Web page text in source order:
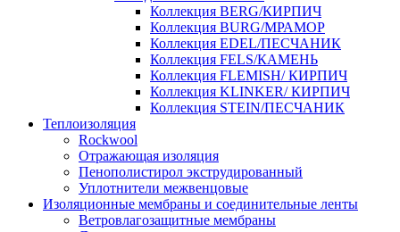
Коллекция BERG/КИРПИЧ
Коллекция BURG/МРАМОР
Коллекция EDEL/ПЕСЧАНИК
Коллекция FELS/КАМЕНЬ
Коллекция FLEMISH/ КИРПИЧ
Коллекция KLINKER/ КИРПИЧ
Коллекция STEIN/ПЕСЧАНИК
Теплоизоляция
Rockwool
Отражающая изоляция
Пенополистирол экструдированный
Уплотнители межвенцовые
Изоляционные мембраны и соединительные ленты
Ветровлагозащитные мембраны